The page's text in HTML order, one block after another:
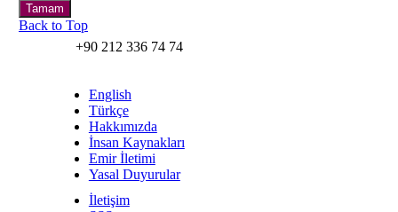
Tamam
Back to Top
+90 212 336 74 74
English
Türkçe
Hakkımızda
İnsan Kaynakları
Emir İletimi
Yasal Duyurular
İletişim